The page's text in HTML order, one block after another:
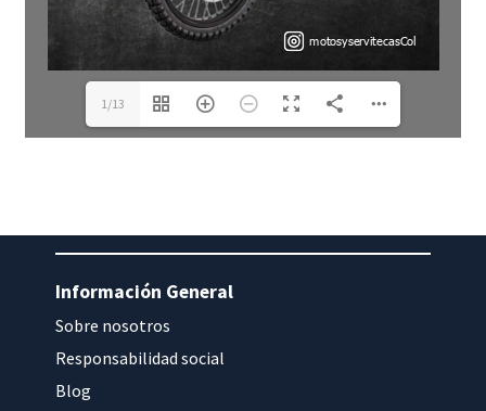
1/13
Información General
Sobre nosotros
Responsabilidad social
Blog